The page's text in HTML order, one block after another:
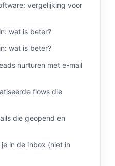
vergelijking voor
wat is beter?
wat is beter?
nurturen met e-mail
flows die
die geopend en
in de inbox (niet in